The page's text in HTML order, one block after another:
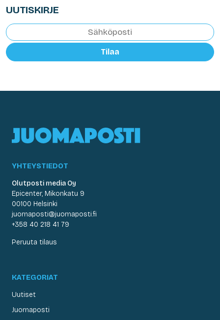
UUTISKIRJE
Tilaa
YHTEYSTIEDOT
Olutposti media Oy
Epicenter, Mikonkatu 9
00100 Helsinki
juomaposti@juomaposti.fi
+358 40 218 41 79
Peruuta tilaus
KATEGORIAT
Uutiset
Juomaposti